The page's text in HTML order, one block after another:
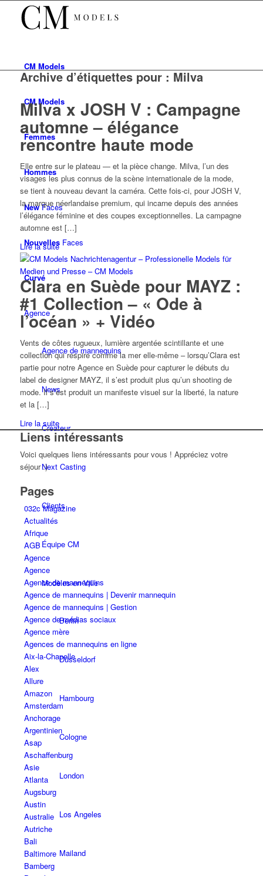
CM Models
CMModels
Femmes
Hommes
NewFaces
NouvellesFaces
Curvé
Agence
Agence de mannequins
News
Créateur
Next Casting
Clients
Équipe CM
Modèles en Ville
Berlin
Düsseldorf
Hambourg
Cologne
London
Los Angeles
Mailand
Archive d’étiquettes pour : Milva
Milva x JOSH V : Campagne
automne – élégance
rencontre haute mode
Elle entre sur le plateau — et la pièce change. Milva, l’un des
visages les plus connus de la scène internationale de la mode,
se tient à nouveau devant la caméra. Cette fois-ci, pour JOSH V,
la marque néerlandaise premium, qui incarne depuis des années
l’élégance féminine et des coupes exceptionnelles. La campagne
automne est […]
Lire la suite
Clara en Suède pour MAYZ :
#1 Collection – « Ode à
l’océan » + Vidéo
Vents de côtes rugueux, lumière argentée scintillante et une
collection qui respire comme la mer elle-même – lorsqu’Clara est
partie pour notre Agence en Suède pour capturer le débuts du
label de designer MAYZ, il s’est produit plus qu’un shooting de
mode. Il s’est produit un manifeste visuel sur la liberté, la nature
et la […]
Lire la suite
Liens intéressants
Voici quelques liens intéressants pour vous ! Appréciez votre
séjour :)
Pages
032c Magazine
Actualités
Afrique
AGB
Agence
Agence
Agence de mannequins
Agence de mannequins | Devenir mannequin
Agence de mannequins | Gestion
Agence de médias sociaux
Agence mère
Agences de mannequins en ligne
Aix-la-Chapelle
Alex
Allure
Amazon
Amsterdam
Anchorage
Argentinien
Asap
Aschaffenburg
Asie
Atlanta
Augsburg
Austin
Australie
Autriche
Bali
Baltimore
Bamberg